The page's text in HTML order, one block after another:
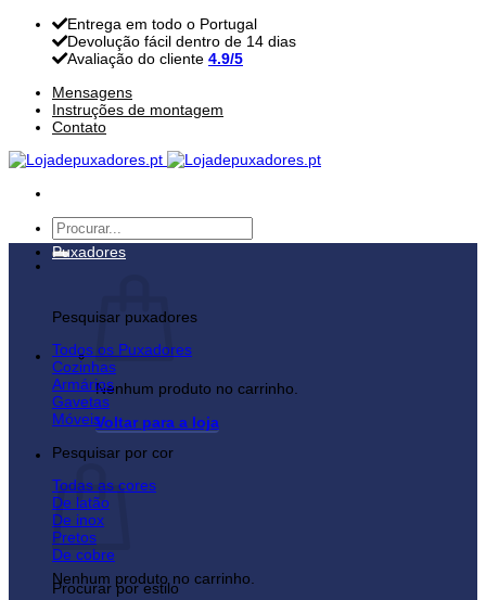
Skip
content
Entrega em todo o Portugal
Devolução fácil dentro de 14 dias
Avaliação do cliente 4.9/5
Mensagens
Instruções de montagem
Contato
Pesquisar
por:
Nenhum produto no carrinho.
Voltar para a loja
Carrinho
Nenhum produto no carrinho.
Puxadores
Pesquisar puxadores
Todos os Puxadores
Cozinhas
Armários
Gavetas
Móveis
Pesquisar por cor
Todas as cores
De latão
De inox
Pretos
De cobre
Procurar por estilo